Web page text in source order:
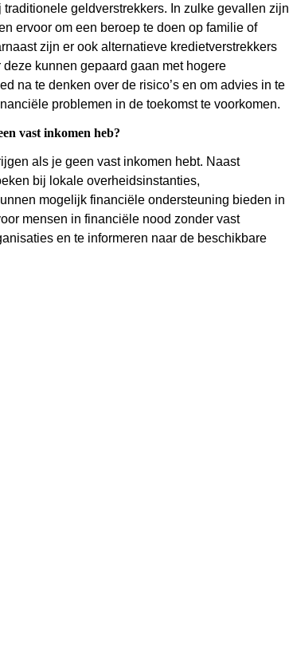
geldverstrekkers. In zulke gevallen zijn
ervoor om een beroep te doen op familie of
zijn er ook alternatieve kredietverstrekkers
kunnen gepaard gaan met hogere
na te denken over de risico’s en om advies in te
problemen in de toekomst te voorkomen.
vast inkomen heb?
als je geen vast inkomen hebt. Naast
bij lokale overheidsinstanties,
mogelijk financiële ondersteuning bieden in
mensen in financiële nood zonder vast
en te informeren naar de beschikbare